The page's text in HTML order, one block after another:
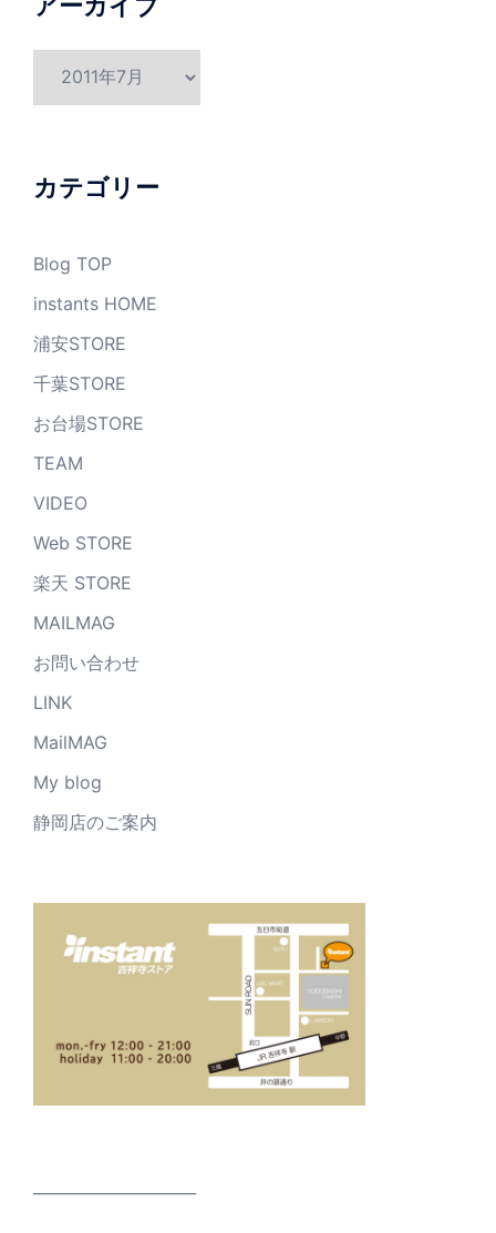
アーカイブ
ブ
カテゴリー
Blog TOP
instants HOME
浦安STORE
千葉STORE
お台場STORE
TEAM
VIDEO
Web STORE
楽天 STORE
MAILMAG
お問い合わせ
LINK
MailMAG
My blog
静岡店のご案内